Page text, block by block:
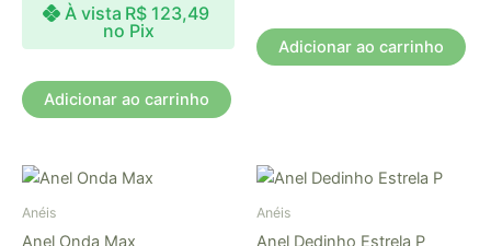
À vista R$ 123,49
no Pix
Adicionar ao carrinho
Adicionar ao carrinho
Anéis
Anel Onda Max
Anéis
Anel Dedinho Estrela P
Este